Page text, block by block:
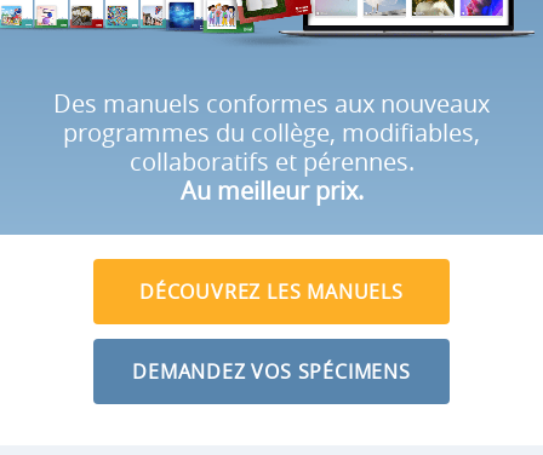
Des manuels conformes aux nouveaux
programmes du collège, modifiables,
collaboratifs et pérennes.
Au meilleur prix.
DÉCOUVREZ LES MANUELS
DEMANDEZ VOS SPÉCIMENS